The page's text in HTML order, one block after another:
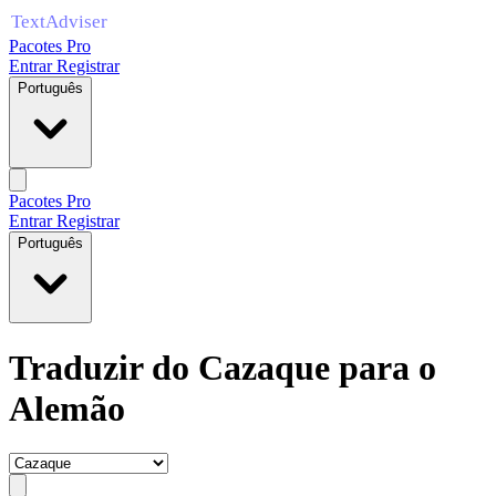
Pacotes Pro
EntrarRegistrar
Português
Pacotes Pro
EntrarRegistrar
Português
Traduzir do Cazaque para o
Alemão